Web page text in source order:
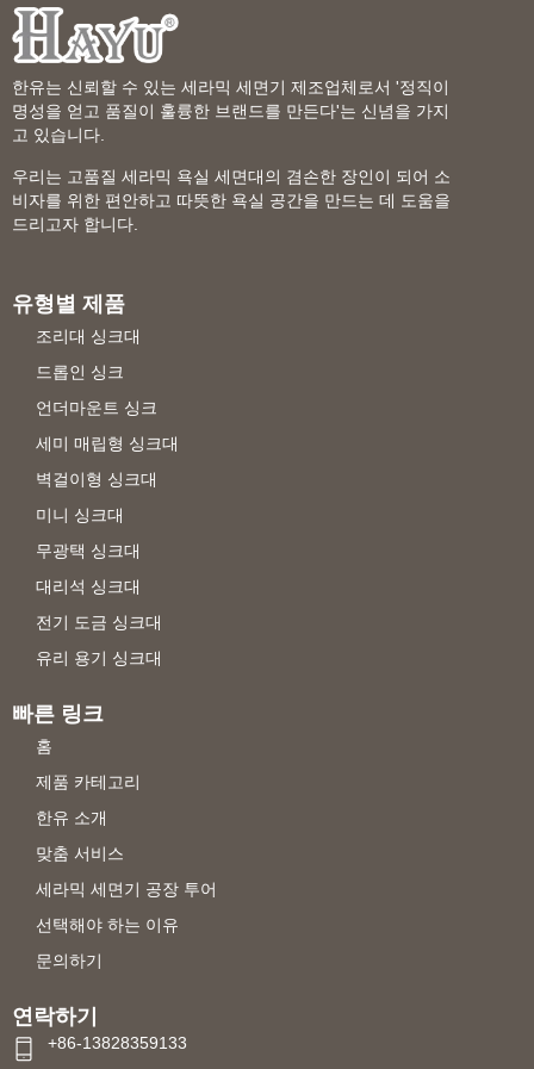
한유는 신뢰할 수 있는 세라믹 세면기 제조업체로서 '정직이
명성을 얻고 품질이 훌륭한 브랜드를 만든다'는 신념을 가지
고 있습니다.
우리는 고품질 세라믹 욕실 세면대의 겸손한 장인이 되어 소
비자를 위한 편안하고 따뜻한 욕실 공간을 만드는 데 도움을
드리고자 합니다.
유형별 제품
조리대 싱크대
드롭인 싱크
언더마운트 싱크
세미 매립형 싱크대
벽걸이형 싱크대
미니 싱크대
무광택 싱크대
대리석 싱크대
전기 도금 싱크대
유리 용기 싱크대
빠른 링크
홈
제품 카테고리
한유 소개
맞춤 서비스
세라믹 세면기 공장 투어
선택해야 하는 이유
문의하기
연락하기
+86-13828359133